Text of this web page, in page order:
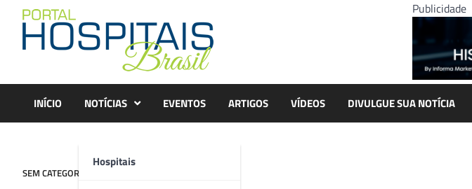
content
Publicidade
INÍCIO NOTÍCIAS
Hospitais
EVENTOS ARTIGOS VÍDEOS DIVULGUE SUA NOTÍCIA
SEM CATEGORIA